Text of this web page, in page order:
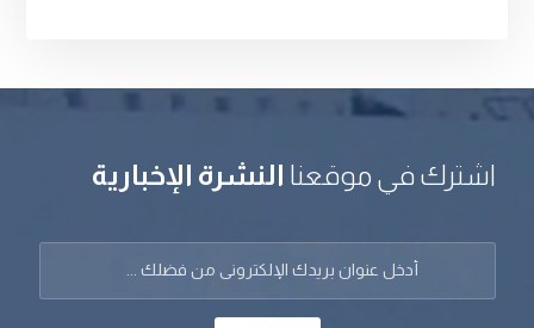
اشترك في موقعنا النشرة الإخبارية